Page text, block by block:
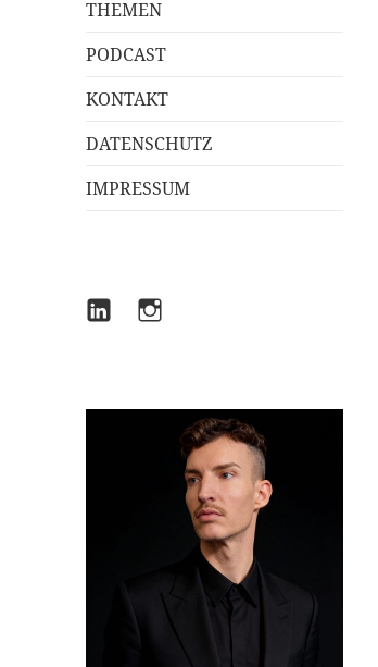
THEMEN
PODCAST
KONTAKT
DATENSCHUTZ
IMPRESSUM
LINKEDININSTAGRAM